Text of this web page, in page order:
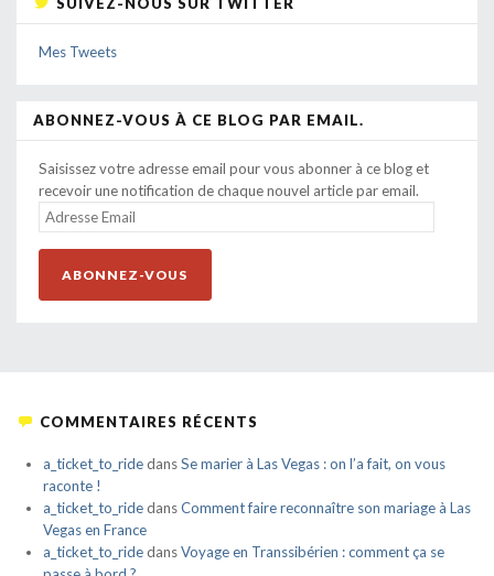
Mes Tweets
ABONNEZ-VOUS À CE BLOG PAR EMAIL.
Saisissez votre adresse email pour vous abonner à ce blog et
recevoir une notification de chaque nouvel article par email.
ADRESSE
EMAIL
ABONNEZ-VOUS
COMMENTAIRES RÉCENTS
a_ticket_to_ridedansSe marier à Las Vegas : on l’a fait, on vous
raconte !
a_ticket_to_ridedansComment faire reconnaître son mariage à Las
Vegas en France
a_ticket_to_ridedansVoyage en Transsibérien : comment ça se